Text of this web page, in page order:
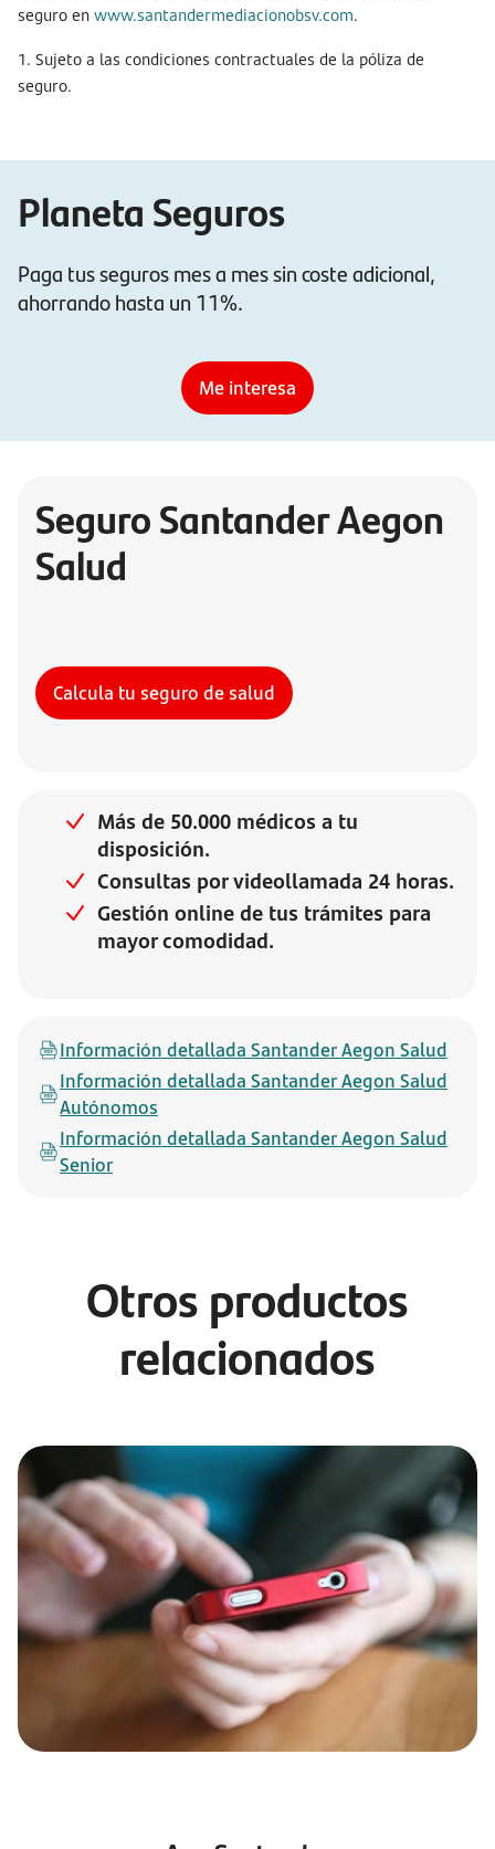
seguro en www.santandermediacionobsv.com.
1. Sujeto a las condiciones contractuales de la póliza de
seguro.
Planeta Seguros
Paga tus seguros mes a mes sin coste adicional,
ahorrando hasta un 11%.
Me interesa
Seguro Santander Aegon
Salud
Calcula tu seguro de salud
Más de 50.000 médicos a tu
disposición.
Consultas por videollamada 24 horas.
Gestión online de tus trámites para
mayor comodidad.
Información detallada Santander Aegon Salud
Información detallada Santander Aegon Salud
Autónomos
Información detallada Santander Aegon Salud
Senior
Otros productos
relacionados